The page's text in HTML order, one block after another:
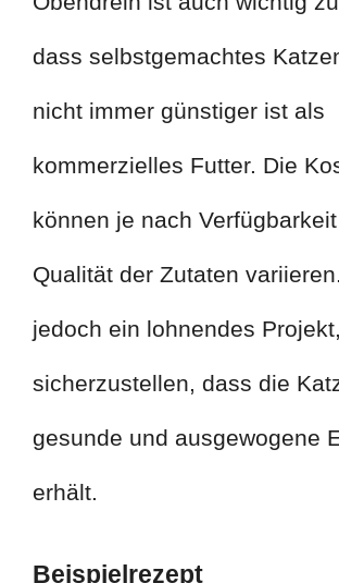
dass selbstgemachtes
nicht immer günstiger ist als
kommerzielles Futter. Die
können je nach
Qualität der Zutaten
jedoch ein lohnendes
sicherzustellen, dass die
gesunde und ausgewogene
erhält.
Beispielrezept